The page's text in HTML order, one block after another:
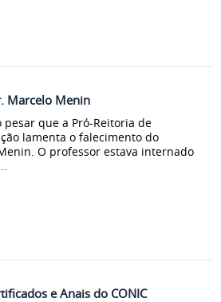
Marcelo Menin
que a Pró-Reitoria de
lamenta o falecimento do
O professor estava internado
e Anais do CONIC